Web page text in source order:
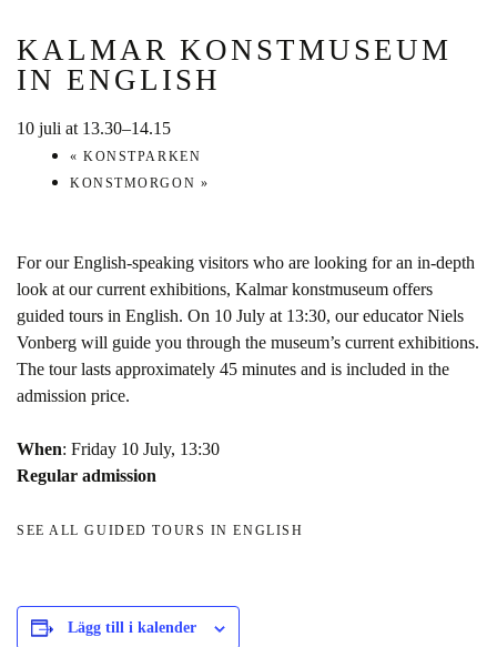
KALMAR KONSTMUSEUM
IN ENGLISH
10 juli at 13.30–14.15
« KONSTPARKEN
KONSTMORGON »
For our English-speaking visitors who are looking for an in-depth
look at our current exhibitions, Kalmar konstmuseum offers
guided tours in English. On 10 July at 13:30, our educator Niels
Vonberg will guide you through the museum’s current exhibitions.
The tour lasts approximately 45 minutes and is included in the
admission price.
When: Friday 10 July, 13:30
Regular admission
SEE ALL GUIDED TOURS IN ENGLISH
Lägg till i kalender